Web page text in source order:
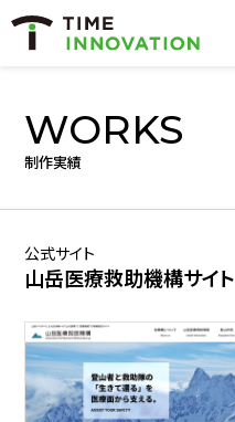
WORKS
制作実績
公式サイト
山岳医療救助機構サイト